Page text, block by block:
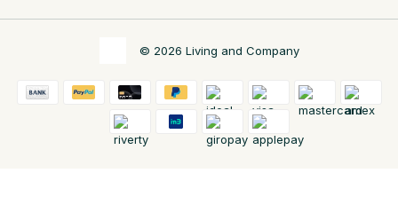
© 2026 Living and Company